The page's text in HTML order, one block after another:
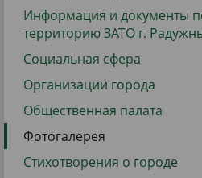
Информация и документы
территорию ЗАТО г.
Социальная сфера
Организации города
Общественная палата
Фотогалерея
Стихотворения о городе